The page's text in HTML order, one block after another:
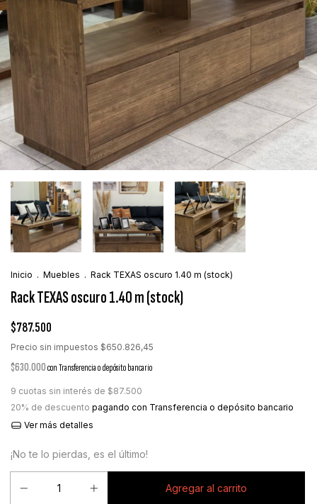
Inicio . Muebles . Rack TEXAS oscuro 1.40 m (stock)
Rack TEXAS oscuro 1.40 m (stock)
$787.500
Precio sin impuestos $650.826,45
$630.000conTransferencia o depósito bancario
9 cuotas sin interés de $87.500
20% de descuento pagando con Transferencia o depósito bancario
Ver más detalles
¡No te lo pierdas, es el último!